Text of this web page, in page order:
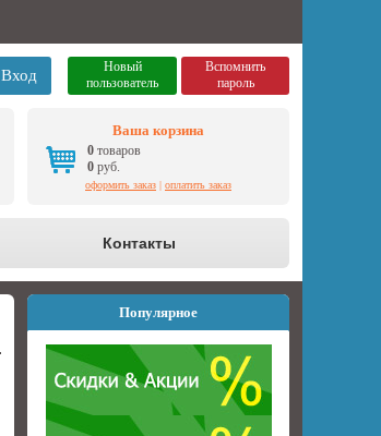
Вход
Новый
пользователь
Вспомнить
пароль
Ваша корзина
0 товаров
0 руб.
оформить заказ | оплатить заказ
Контакты
Популярное